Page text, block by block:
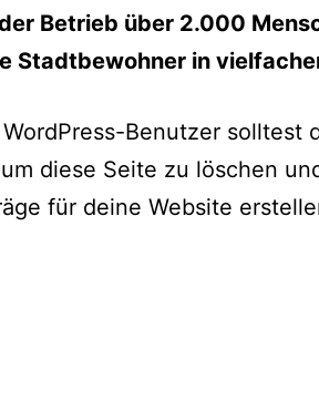
Betrieb über 2.000
Stadtbewohner in
Benutzer solltest
diese Seite zu löschen
für deine Website